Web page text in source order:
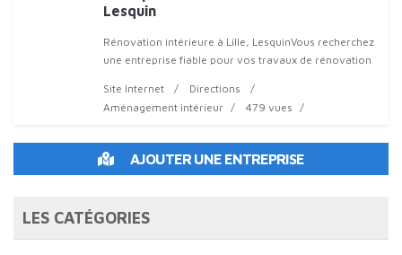
Lesquin
Rénovation intérieure à Lille, LesquinVous recherchez
une entreprise fiable pour vos travaux de rénovation
Site Internet
Directions
Aménagement intérieur
479 vues
AJOUTER UNE ENTREPRISE
LES CATÉGORIES